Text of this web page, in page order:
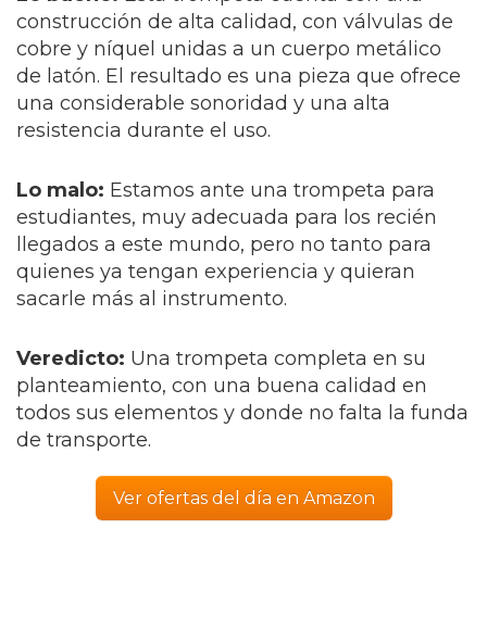
construcción de alta calidad, con válvulas de
cobre y níquel unidas a un cuerpo metálico
de latón. El resultado es una pieza que ofrece
una considerable sonoridad y una alta
resistencia durante el uso.
Lo malo: Estamos ante una trompeta para
estudiantes, muy adecuada para los recién
llegados a este mundo, pero no tanto para
quienes ya tengan experiencia y quieran
sacarle más al instrumento.
Veredicto: Una trompeta completa en su
planteamiento, con una buena calidad en
todos sus elementos y donde no falta la funda
de transporte.
Ver ofertas del día en Amazon